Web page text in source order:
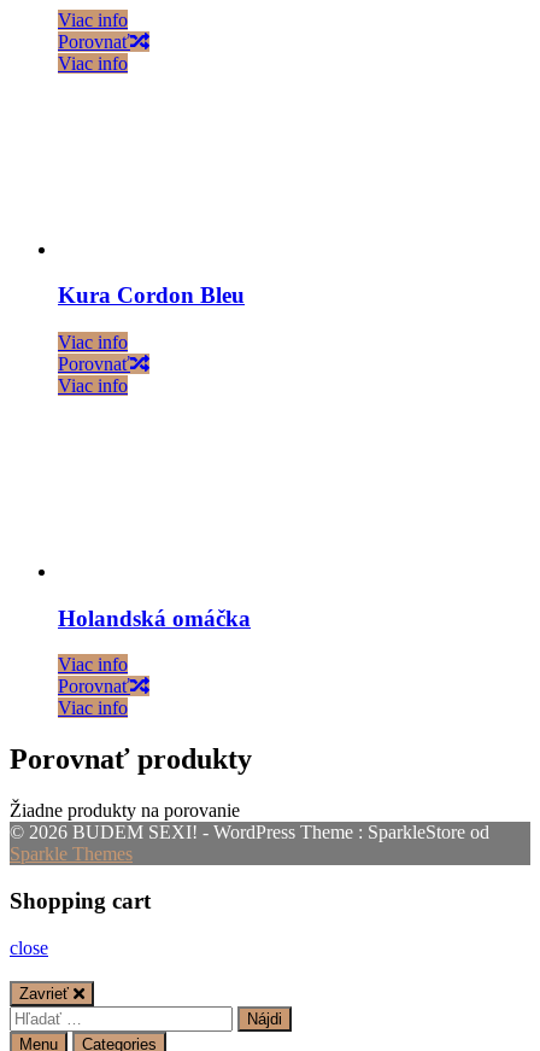
Viac info
Porovnať
Viac info
Kura Cordon Bleu
Viac info
Porovnať
Viac info
Holandská omáčka
Viac info
Porovnať
Viac info
Porovnať produkty
Žiadne produkty na porovanie
© 2026 BUDEM SEXI! - WordPress Theme : SparkleStore od
Sparkle Themes
Shopping cart
close
Zavrieť
Hľadať:
Menu Categories